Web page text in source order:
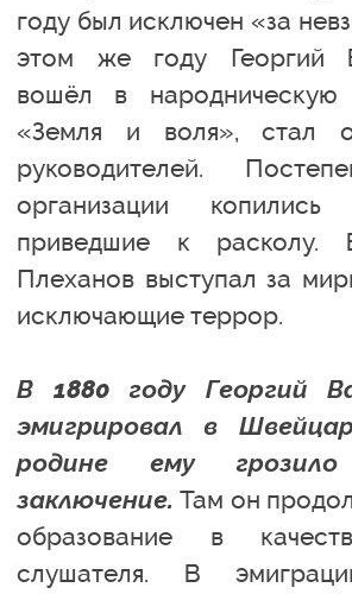
году был исключен «за
этом же году Георгий
вошёл в народническую
«Земля и воля», стал
руководителей.
организации копились
приведшие к расколу.
Плеханов выступал за
исключающие террор.
В 1880 году Георгий
эмигрировал в
родине ему
заключение. Там он
образование в
слушателя. В